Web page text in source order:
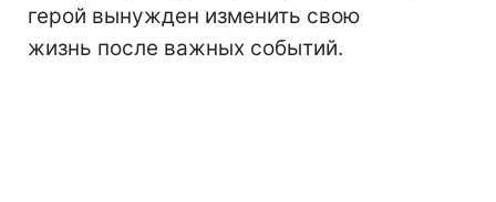
герой вынужден изменить свою
жизнь после важных событий.